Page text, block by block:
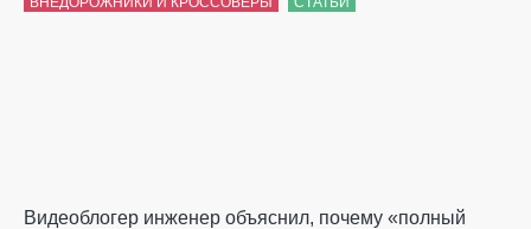
Видеоблогер инженер объяснил, почему «полный